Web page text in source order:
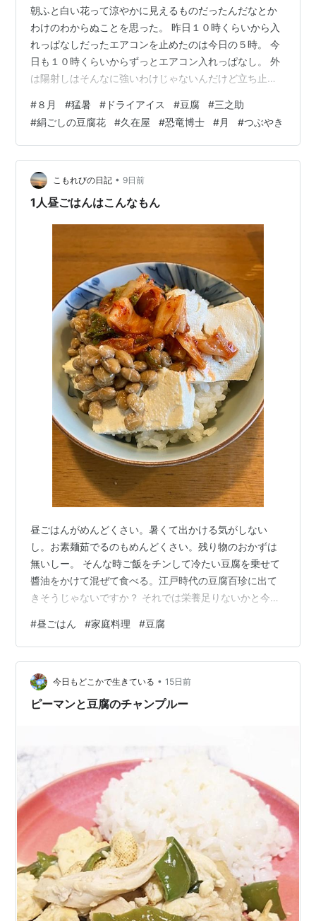
朝ふと白い花って涼やかに見えるものだったんだなとか
わけのわからぬことを思った。 昨日１０時くらいから入
れっぱなしだったエアコンを止めたのは今日の５時。 今
日も１０時くらいからずっとエアコン入れっぱなし。 外
は陽射しはそんなに強いわけじゃないんだけど立ち止ま
がいた時代は、超温暖で二酸化炭素は今の３倍はあって
極地すら氷は無く温かったとされる。 人間が恐竜がいた
時代にタイムスリップしたら生きられそうもない。 恐竜
が現在にタイムスリップしたらこんな異様な暑さでも生
きられそうもない。 アイスクリームを買って帰った。 ド
ライアイスをボールに入れてしばし…
#８月 #猛暑 # ドライアイス #豆腐 #三之助
#絹ごしの豆腐花 #久在屋 #恐竜博士 #月 #つぶやき
こもれびの日記 • 9日前
1人昼ごはんはこんなもん
昼ごはんがめんどくさい。暑くて出かける気がしない
し。お素麺茹でるのもめんどくさい。残り物のおかずは
無いしー。 そんな時ご飯をチンして冷たい豆腐を乗せて
醬油をかけて混ぜて食べる。江戸時代の豆腐百珍に出て
きそうじゃないですか？ それでは栄養足りないかと今日
ごはんの時に食べる。私の好物なのだ！ 実は中に梅干し
も。これもコモちゃんは嫌いなので。ふふふ。 こんなも
んです、暑い時。
#昼ごはん #家庭料理 #豆腐
今日もどこかで生きている • 15日前
ピーマンと豆腐のチャンプルー